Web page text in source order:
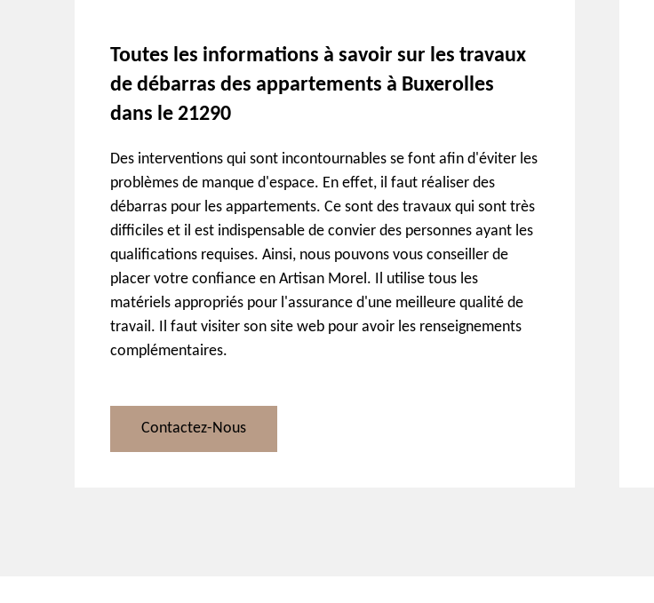
Toutes les informations à savoir sur les travaux
de débarras des appartements à Buxerolles
dans le 21290
Des interventions qui sont incontournables se font afin d'éviter les
problèmes de manque d'espace. En effet, il faut réaliser des
débarras pour les appartements. Ce sont des travaux qui sont très
difficiles et il est indispensable de convier des personnes ayant les
qualifications requises. Ainsi, nous pouvons vous conseiller de
placer votre confiance en Artisan Morel. Il utilise tous les
matériels appropriés pour l'assurance d'une meilleure qualité de
travail. Il faut visiter son site web pour avoir les renseignements
complémentaires.
Contactez-Nous